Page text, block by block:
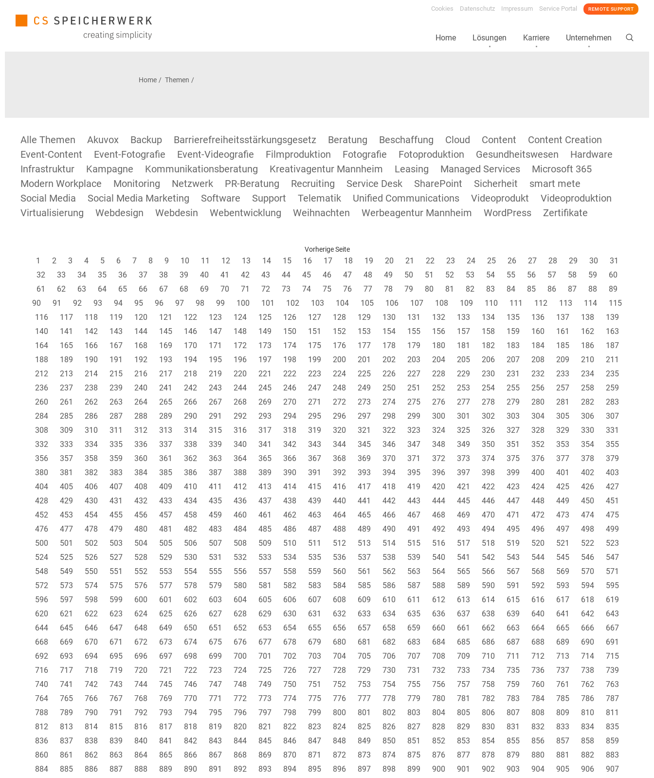
Cookies Datenschutz Impressum Service Portal REMOTE SUPPORT
Home Lösungen Karriere Unternehmen
Home Themen
Alle Themen Akuvox Backup Barrierefreiheitsstärkungsgesetz Beratung Beschaffung Cloud Content
Content Creation
Event-Content
Event-Fotografie Event-Videografie Filmproduktion Fotografie Fotoproduktion Gesundheitswesen
Hardware
Infrastruktur
Kampagne Kommunikationsberatung Kreativagentur Mannheim Leasing Managed Services
Microsoft 365
Modern Workplace
Monitoring Netzwerk PR-Beratung Recruiting Service Desk SharePoint Sicherheit
smart mete
Social Media
Social Media Marketing Software Support Telematik Unified Communications Videoprodukt
Videoproduktion
Virtualisierung
Webdesign Webdesin Webentwicklung Weihnachten Werbeagentur Mannheim WordPress Zertifikate
Vorherige Seite
1 2 3 4 5 6 7 8 9 10 11 12 13 14 15 16 17 18 19 20 21 22 23 24 25 26 27 28 29 30
31
32
33 34 35 36 37 38 39 40 41 42 43 44 45 46 47 48 49 50 51 52 53 54 55 56 57 58 59
60
61
62 63 64 65 66 67 68 69 70 71 72 73 74 75 76 77 78 79 80 81 82 83 84 85 86 87 88
89
90
91 92 93 94 95 96 97 98 99 100 101 102 103 104 105 106 107 108 109 110 111 112 113 114
115
116
117 118 119 120 121 122 123 124 125 126 127 128 129 130 131 132 133 134 135 136 137 138
139
140
141 142 143 144 145 146 147 148 149 150 151 152 153 154 155 156 157 158 159 160 161 162
163
164
165 166 167 168 169 170 171 172 173 174 175 176 177 178 179 180 181 182 183 184 185 186
187
188
189 190 191 192 193 194 195 196 197 198 199 200 201 202 203 204 205 206 207 208 209 210
211
212
213 214 215 216 217 218 219 220 221 222 223 224 225 226 227 228 229 230 231 232 233 234
235
236
237 238 239 240 241 242 243 244 245 246 247 248 249 250 251 252 253 254 255 256 257 258
259
260
261 262 263 264 265 266 267 268 269 270 271 272 273 274 275 276 277 278 279 280 281 282
283
284
285 286 287 288 289 290 291 292 293 294 295 296 297 298 299 300 301 302 303 304 305 306
307
308
309 310 311 312 313 314 315 316 317 318 319 320 321 322 323 324 325 326 327 328 329 330
331
332
333 334 335 336 337 338 339 340 341 342 343 344 345 346 347 348 349 350 351 352 353 354
355
356
357 358 359 360 361 362 363 364 365 366 367 368 369 370 371 372 373 374 375 376 377 378
379
380
381 382 383 384 385 386 387 388 389 390 391 392 393 394 395 396 397 398 399 400 401 402
403
404
405 406 407 408 409 410 411 412 413 414 415 416 417 418 419 420 421 422 423 424 425 426
427
428
429 430 431 432 433 434 435 436 437 438 439 440 441 442 443 444 445 446 447 448 449 450
451
452
453 454 455 456 457 458 459 460 461 462 463 464 465 466 467 468 469 470 471 472 473 474
475
476
477 478 479 480 481 482 483 484 485 486 487 488 489 490 491 492 493 494 495 496 497 498
499
500
501 502 503 504 505 506 507 508 509 510 511 512 513 514 515 516 517 518 519 520 521 522
523
524
525 526 527 528 529 530 531 532 533 534 535 536 537 538 539 540 541 542 543 544 545 546
547
548
549 550 551 552 553 554 555 556 557 558 559 560 561 562 563 564 565 566 567 568 569 570
571
572
573 574 575 576 577 578 579 580 581 582 583 584 585 586 587 588 589 590 591 592 593 594
595
596
597 598 599 600 601 602 603 604 605 606 607 608 609 610 611 612 613 614 615 616 617 618
619
620
621 622 623 624 625 626 627 628 629 630 631 632 633 634 635 636 637 638 639 640 641 642
643
644
645 646 647 648 649 650 651 652 653 654 655 656 657 658 659 660 661 662 663 664 665 666
667
668
669 670 671 672 673 674 675 676 677 678 679 680 681 682 683 684 685 686 687 688 689 690
691
692
693 694 695 696 697 698 699 700 701 702 703 704 705 706 707 708 709 710 711 712 713 714
715
716
717 718 719 720 721 722 723 724 725 726 727 728 729 730 731 732 733 734 735 736 737 738
739
740
741 742 743 744 745 746 747 748 749 750 751 752 753 754 755 756 757 758 759 760 761 762
763
764
765 766 767 768 769 770 771 772 773 774 775 776 777 778 779 780 781 782 783 784 785 786
787
788
789 790 791 792 793 794 795 796 797 798 799 800 801 802 803 804 805 806 807 808 809 810
811
812
813 814 815 816 817 818 819 820 821 822 823 824 825 826 827 828 829 830 831 832 833 834
835
836
837 838 839 840 841 842 843 844 845 846 847 848 849 850 851 852 853 854 855 856 857 858
859
860
861 862 863 864 865 866 867 868 869 870 871 872 873 874 875 876 877 878 879 880 881 882
883
884
885 886 887 888 889 890 891 892 893 894 895 896 897 898 899 900 901 902 903 904 905 906
907